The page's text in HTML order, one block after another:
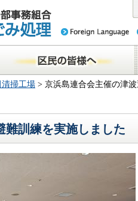
組合 東京
の皆様へ
清掃工場 > 京浜島連合会主催の津
難訓練を実施しました